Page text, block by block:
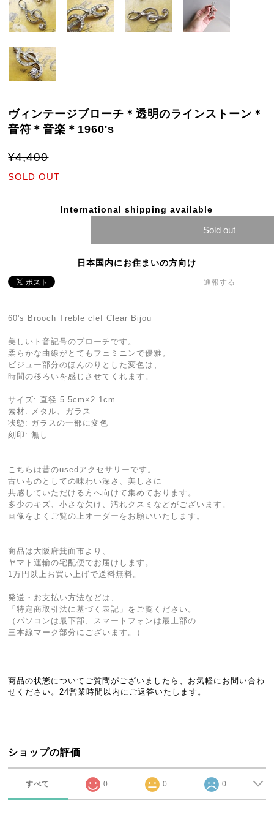
ヴィンテージブローチ＊透明のラインストーン＊
音符＊音楽＊1960's
¥4,400
SOLD OUT
International shipping available
Sold out
日本国内にお住まいの方向け
通報する
60's Brooch Treble clef Clear Bijou
美しいト音記号のブローチです。
柔らかな曲線がとてもフェミニンで優雅。
ビジュー部分のほんのりとした変色は、
時間の移ろいを感じさせてくれます。
サイズ: 直径 5.5cm×2.1cm
素材: メタル、ガラス
状態: ガラスの一部に変色
刻印: 無し
こちらは昔のusedアクセサリーです。
古いものとしての味わい深さ、美しさに
共感していただける方へ向けて集めております。
多少のキズ、小さな欠け、汚れクスミなどがございます。
画像をよくご覧の上オーダーをお願いいたします。
商品は大阪府箕面市より、
ヤマト運輸の宅配便でお届けします。
1万円以上お買い上げで送料無料。
発送・お支払い方法などは、
「特定商取引法に基づく表記」をご覧ください。
（パソコンは最下部、スマートフォンは最上部の
三本線マーク部分にございます。）
商品の状態についてご質問がございましたら、お気軽にお問い合わ
せください。24営業時間以内にご返答いたします。
ショップの評価
すべて 0 0 0